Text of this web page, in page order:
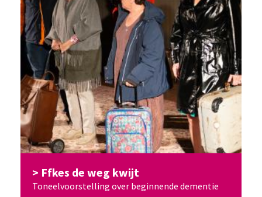
Ffkes de weg kwijt
Toneelvoorstelling over beginnende dementie